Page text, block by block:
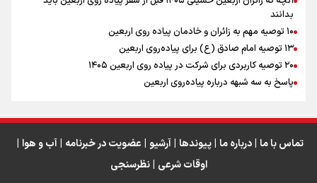
اینفو برنا / جدول کامل فاصله مرز شلمچه تا شهرهای زیارتی
عراق
بدانند
۱۰ توصیه مهم به زائران و خادمان پیاده روی اربعین
۱۳ توصیه امام صادق (ع) برای پیاده‌روی اربعین
۲۰ توصیه کاربردی برای شرکت در پیاده روی اربعین ۱۴۰۵
پاسخ به سه‌ شبهه درباره پیاده‌روی اربعین
تماس با ما | درباره ما | پیوندها | آرشیو | عضویت در خبرنامه | آب و هوا |
اوقات شرعی | نظرسنجی